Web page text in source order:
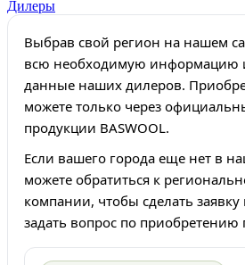
Дилеры
Выбрав свой регион на нашем
всю необходимую информацию
данные наших дилеров.
можете только через
продукции BASWOOL.
Если вашего города еще нет в
можете обратиться к
компании, чтобы сделать
задать вопрос по приобретению